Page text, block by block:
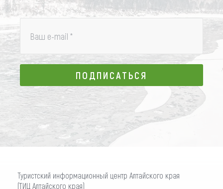
Ваш e-mail *
ПОДПИСАТЬСЯ
ПОДПИСАТЬСЯ
Туристский информационный центр Алтайского края
(ТИЦ Алтайского края)